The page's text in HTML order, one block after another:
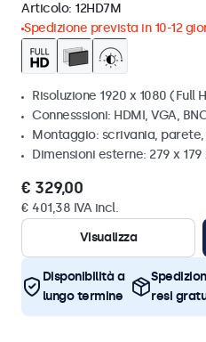
Articolo: 12HD7M
Spedizione prevista in 10-12
Risoluzione 1920 x 1080 (Full
Connesssioni: HDMI, VGA,
Montaggio: scrivania, parete,
Dimensioni esterne: 279 x 179
€ 329,00
€ 401,38 IVA incl.
Visualizza
Disponibilità a
lungo termine
resi